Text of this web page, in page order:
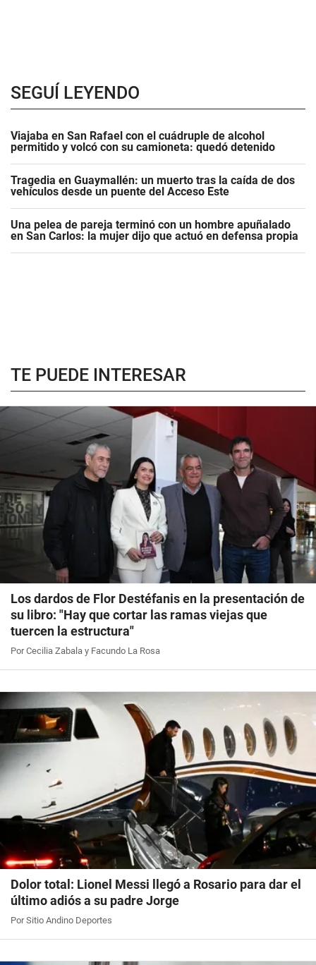
SEGUÍ LEYENDO
Viajaba en San Rafael con el cuádruple de alcohol
permitido y volcó con su camioneta: quedó detenido
Tragedia en Guaymallén: un muerto tras la caída de dos
vehículos desde un puente del Acceso Este
Una pelea de pareja terminó con un hombre apuñalado
en San Carlos: la mujer dijo que actuó en defensa propia
TE PUEDE INTERESAR
Los dardos de Flor Destéfanis en la presentación de
su libro: "Hay que cortar las ramas viejas que
tuercen la estructura"
Por Cecilia Zabala y Facundo La Rosa
Dolor total: Lionel Messi llegó a Rosario para dar el
último adiós a su padre Jorge
Por Sitio Andino Deportes